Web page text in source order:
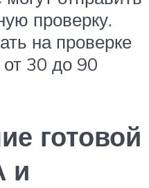
проверку.
на проверке
30 до 90
готовой
и